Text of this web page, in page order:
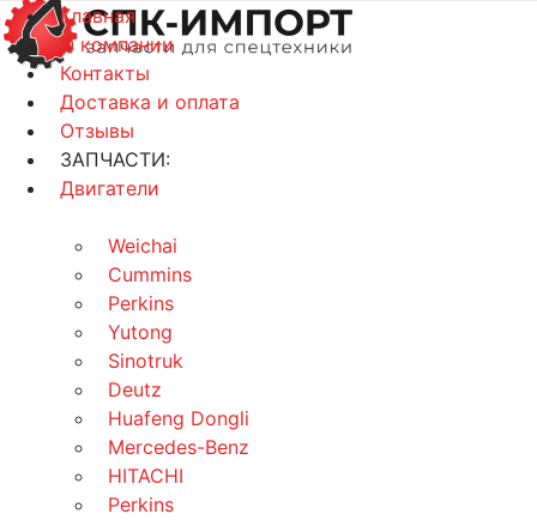
Главная
О компании
Контакты
Доставка и оплата
Отзывы
ЗАПЧАСТИ:
Двигатели
Weichai
Cummins
Perkins
Yutong
Sinotruk
Deutz
Huafeng Dongli
Mercedes-Benz
HITACHI
Perkins